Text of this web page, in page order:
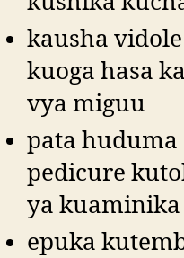
kausha
kuoga hasa
vya miguu
pata huduma
pedicure
ya kuaminika
epuka